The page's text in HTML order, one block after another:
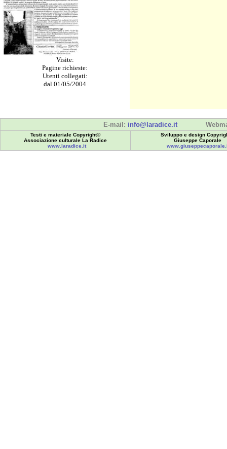
Visite:
Pagine richieste:
Utenti collegati:
dal 01/05/2004
E-mail: info@laradice.it
Testi e materiale Copyright©
Associazione culturale La Radice
www.laradice.it
Sviluppo e design
Giuseppe Caporale